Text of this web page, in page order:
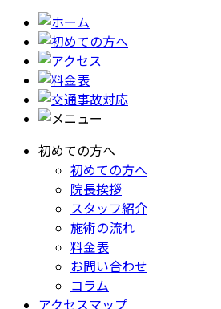
初めての方へ
初めての方へ
院長挨拶
スタッフ紹介
施術の流れ
料金表
お問い合わせ
コラム
アクセスマップ